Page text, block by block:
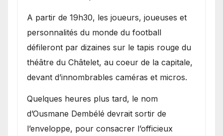
A partir de 19h30, les joueurs, joueuses et
personnalités du monde du football
défileront par dizaines sur le tapis rouge du
théâtre du Châtelet, au coeur de la capitale,
devant d’innombrables caméras et micros.
Quelques heures plus tard, le nom
d’Ousmane Dembélé devrait sortir de
l’enveloppe, pour consacrer l’officieux